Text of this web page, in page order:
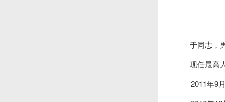
于同志，
现任最高
2011年9